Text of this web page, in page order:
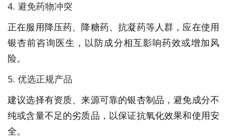
4. 避免药物冲突
正在服用降压药、降糖药、抗凝药等人群，应在使用
银杏前咨询医生，以防成分相互影响药效或增加风
险。
5. 优选正规产品
建议选择有资质、来源可靠的银杏制品，避免成分不
纯或含量不足的劣质品，以保证抗氧化效果和使用安
全。